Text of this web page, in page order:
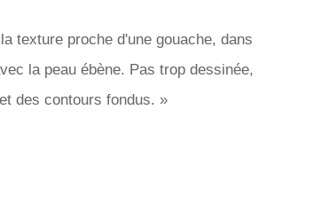
texture proche d'une gouache, dans
la peau ébène. Pas trop dessinée,
des contours fondus. »